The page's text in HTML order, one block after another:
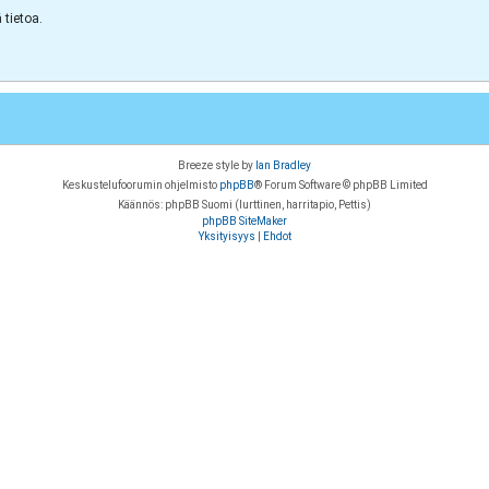
tietoa.
Breeze style by Ian Bradley
Keskustelufoorumin ohjelmisto phpBB® Forum Software © phpBB Limited
Käännös: phpBB Suomi (lurttinen, harritapio, Pettis)
phpBB SiteMaker
Yksityisyys
Ehdot